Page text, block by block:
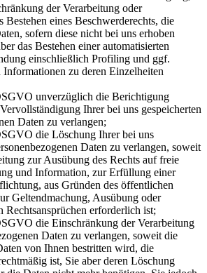
der Verarbeitung oder
Bestehen eines Beschwerderechts, die
sofern diese nicht bei uns erhoben
das Bestehen einer automatisierten
einschließlich Profiling und ggf.
Informationen zu deren Einzelheiten
unverzüglich die Berichtigung
Ihrer bei uns gespeicherten
Daten zu verlangen;
die Löschung Ihrer bei uns
Daten zu verlangen, soweit
zur Ausübung des Rechts auf freie
und Information, zur Erfüllung einer
aus Gründen des öffentlichen
Geltendmachung, Ausübung oder
Rechtsansprüchen erforderlich ist;
die Einschränkung der Verarbeitung
Daten zu verlangen, soweit die
von Ihnen bestritten wird, die
ist, Sie aber deren Löschung